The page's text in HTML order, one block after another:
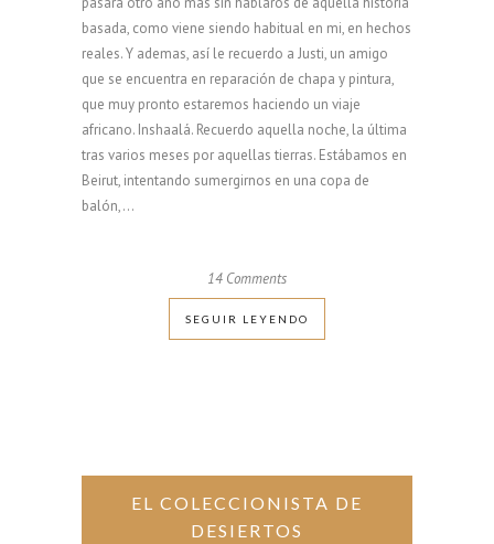
basada, como viene siendo habitual en mi, en hechos
reales. Y ademas, así le recuerdo a Justi, un amigo
que se encuentra en reparación de chapa y pintura,
que muy pronto estaremos haciendo un viaje
africano. Inshaalá. Recuerdo aquella noche, la última
tras varios meses por aquellas tierras. Estábamos en
Beirut, intentando sumergirnos en una copa de
balón,...
14 Comments
SEGUIR LEYENDO
EL COLECCIONISTA DE
DESIERTOS